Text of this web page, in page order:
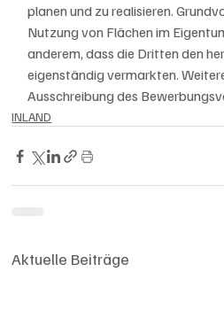
planen und zu realisieren.
Nutzung von Flächen im
anderem, dass die Dritten den
eigenständig vermarkten.
Ausschreibung des
INLAND
Aktuelle Beiträge